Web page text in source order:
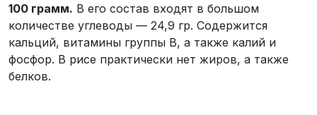
100 грамм. В его состав входят в большом
количестве углеводы — 24,9 гр. Содержится
кальций, витамины группы B, а также калий и
фосфор. В рисе практически нет жиров, а также
белков.